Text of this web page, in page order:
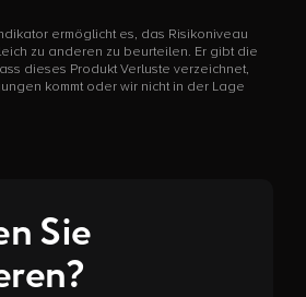
ermöglicht es, das Risikoniveau
zu anderen zu beurteilen. Er gibt die
dieses Produkt Verluste verzeichnet,
kommt oder wir nicht in der Lage
Sie